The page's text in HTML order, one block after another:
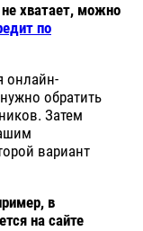
хватает, можно
по
онлайн-
обратить
Затем
вариант
в
на сайте